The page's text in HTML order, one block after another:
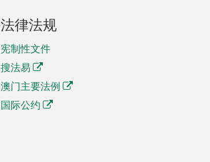
法律法规
宪制性文件
搜法易
澳门主要法例
国际公约